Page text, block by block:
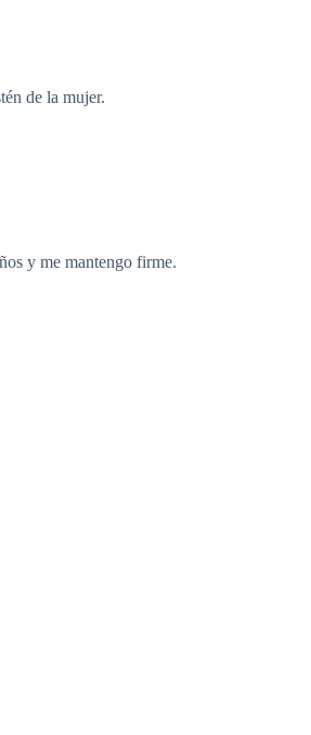
de la mujer.
y me mantengo firme.
me hace sonreír. Sin